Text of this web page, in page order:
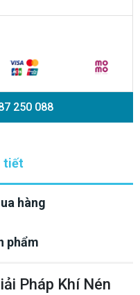
250 088
tiết
hàng
phẩm
Pháp Khí Nén